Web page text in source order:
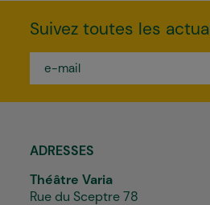
Suivez toutes les
mail
ADRESSES
Théâtre Varia
Rue du Sceptre 78